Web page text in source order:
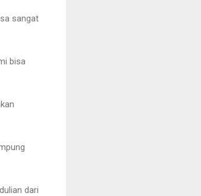
sangat
bisa
dari